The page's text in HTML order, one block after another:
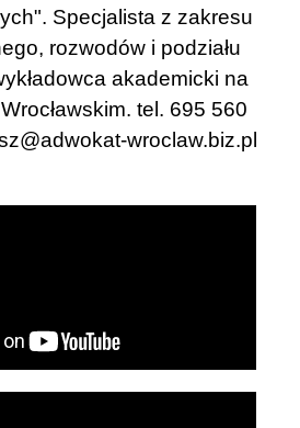
Specjalista z zakresu
rozwodów i podziału
akademicki na
tel. 695 560
wroclaw.biz.pl